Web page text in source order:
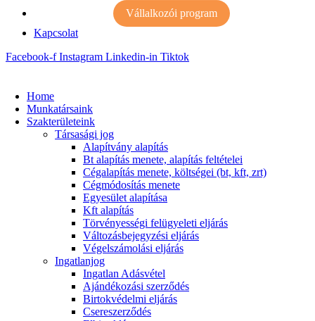
Vállalkozói program
Kapcsolat
Facebook-f Instagram Linkedin-in Tiktok
Home
Munkatársaink
Szakterületeink
Társasági jog
Alapítvány alapítás
Bt alapítás menete, alapítás feltételei
Cégalapítás menete, költségei (bt, kft, zrt)
Cégmódosítás menete
Egyesület alapítása
Kft alapítás
Törvényességi felügyeleti eljárás
Változásbejegyzési eljárás
Végelszámolási eljárás
Ingatlanjog
Ingatlan Adásvétel
Ajándékozási szerződés
Birtokvédelmi eljárás
Csereszerződés